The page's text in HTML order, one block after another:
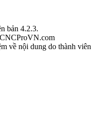
bản 4.2.3.
về nội dung do thành viên